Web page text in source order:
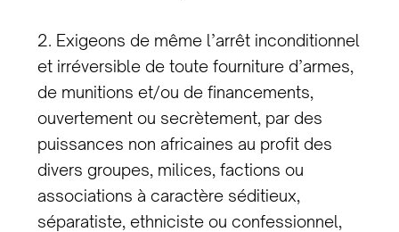
2. Exigeons de même l’arrêt inconditionnel
et irréversible de toute fourniture d’armes,
de munitions et/ou de financements,
ouvertement ou secrètement, par des
puissances non africaines au profit des
divers groupes, milices, factions ou
associations à caractère séditieux,
séparatiste, ethniciste ou confessionnel,